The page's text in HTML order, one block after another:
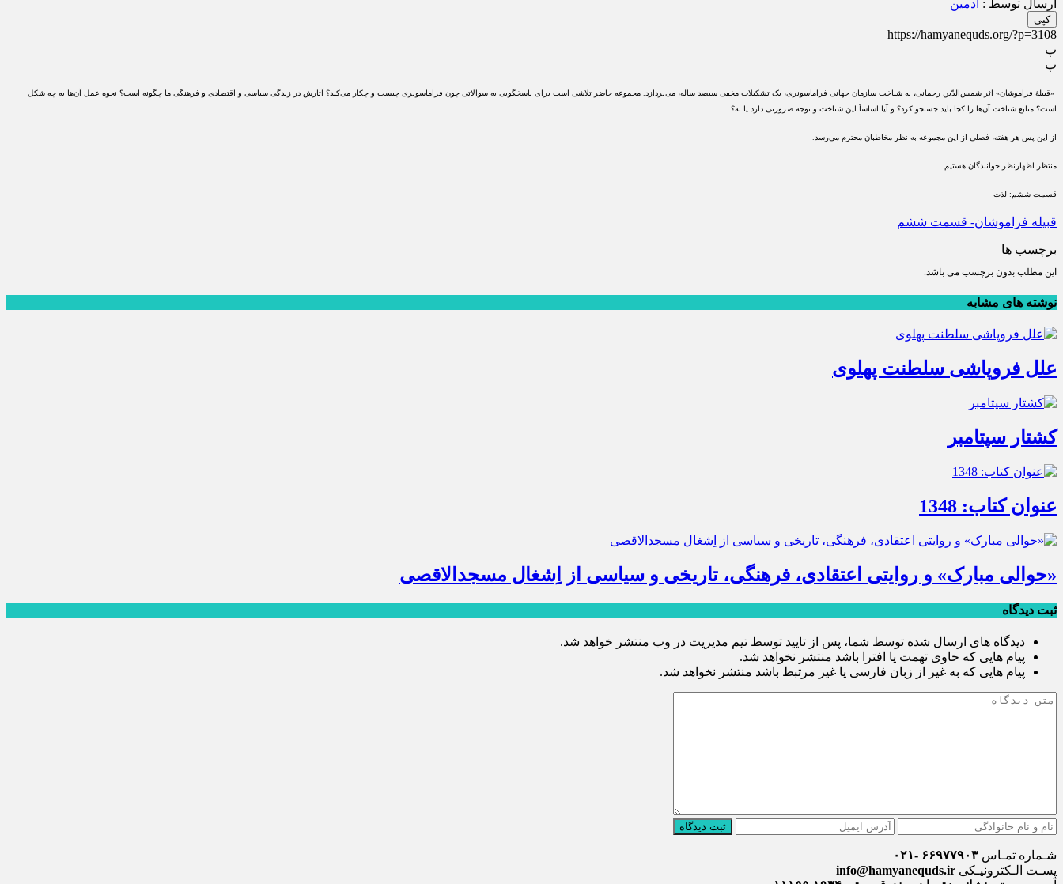
ارسال توسط : ادمین
کپی
https://hamyanequds.org/?p=3108
پ
پ
«قبیلۀ فراموشان» اثر شمس‌الدّین رحمانی، به شناخت سازمان جهانی فراماسونری، یک تشکیلات مخفی سیصد ساله، می‌پردازد. مجموعه حاضر تلاشی است برای پاسخگویی به سوالاتی چون فراماسونری چیست و چکار می‌کند؟ آثارش در زندگی سیاسی و اقتصادی و فرهنگی ما چگونه است؟ نحوه عمل آن‌ها به چه شکل
است؟ منابع شناخت آن‌ها را کجا باید جستجو کرد؟ و آیا اساساً این شناخت و توجه ضرورتی دارد یا نه؟ … .
از این پس هر هفته، فصلی از این مجموعه به نظر مخاطبان محترم می‌رسد.
منتظر اظهارنظر خوانندگان هستیم.
قسمت ششم: لذت
قبیله فراموشان- قسمت ششم
برچسب ها
این مطلب بدون برچسب می باشد.
نوشته های مشابه
علل فروپاشی سلطنت پهلوی
کشتار سپتامبر
عنوان کتاب: 1348
«حوالی مبارک» و روایتی اعتقادی، فرهنگی، تاریخی و سیاسی از اِشغال مسجدالاقصی
ثبت دیدگاه
دیدگاه های ارسال شده توسط شما، پس از تایید توسط تیم مدیریت در وب منتشر خواهد شد.
پیام هایی که حاوی تهمت یا افترا باشد منتشر نخواهد شد.
پیام هایی که به غیر از زبان فارسی یا غیر مرتبط باشد منتشر نخواهد شد.
ثبت دیدگاه
شـماره تمـاس ۶۶۹۷۷۹۰۳ -۰۲۱
پسـت الـکترونیـکی info@hamyanequds.ir